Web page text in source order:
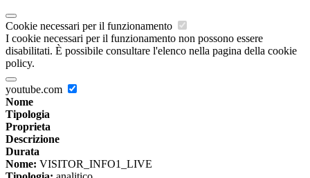
Cookie necessari per il funzionamento
I cookie necessari per il funzionamento non possono essere
disabilitati. È possibile consultare l'elenco nella pagina della cookie
policy.
youtube.com
Nome
Tipologia
Proprieta
Descrizione
Durata
Nome: VISITOR_INFO1_LIVE